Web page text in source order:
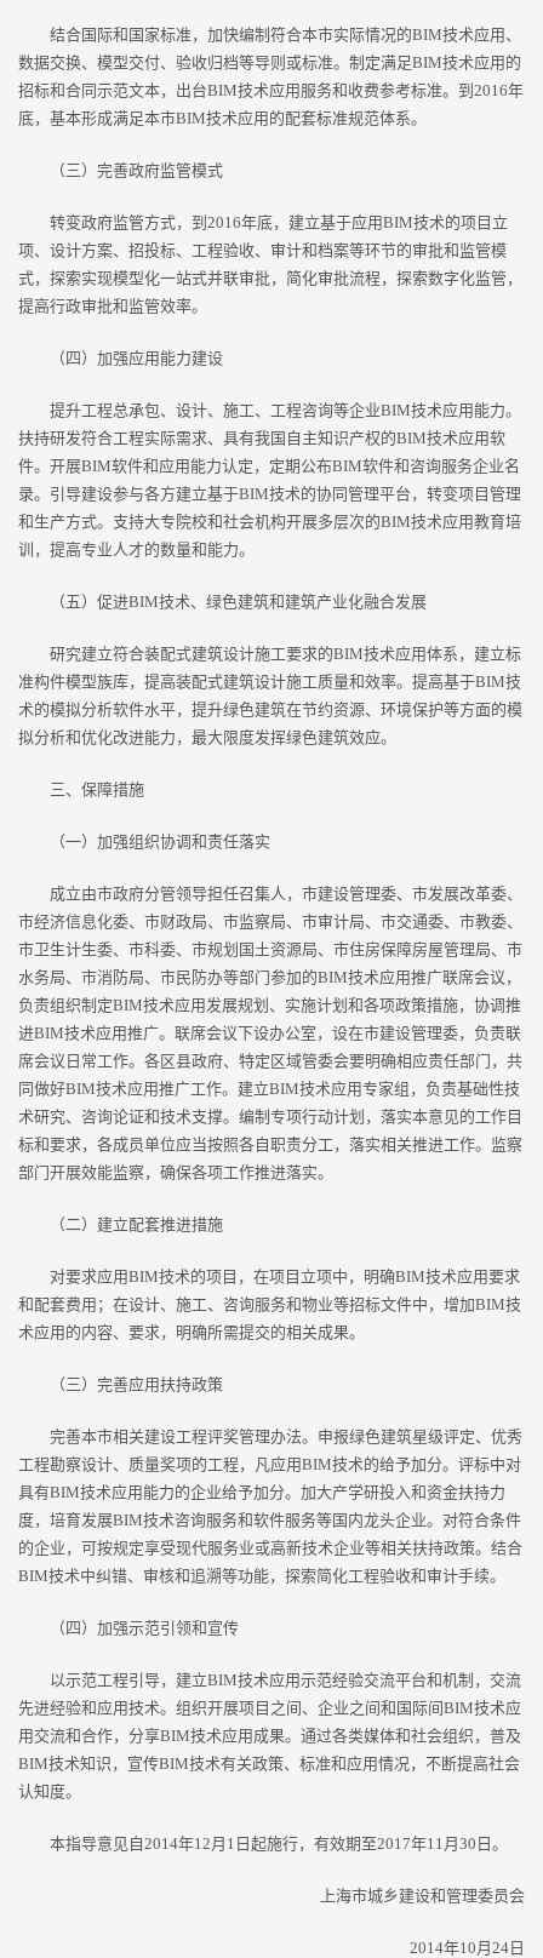
结合国际和国家标准，加快编制符合本市实际情况的BIM技术应用、
数据交换、模型交付、验收归档等导则或标准。制定满足BIM技术应用的
招标和合同示范文本，出台BIM技术应用服务和收费参考标准。到2016年
底，基本形成满足本市BIM技术应用的配套标准规范体系。
（三）完善政府监管模式
转变政府监管方式，到2016年底，建立基于应用BIM技术的项目立
项、设计方案、招投标、工程验收、审计和档案等环节的审批和监管模
式，探索实现模型化一站式并联审批，简化审批流程，探索数字化监管，
提高行政审批和监管效率。
（四）加强应用能力建设
提升工程总承包、设计、施工、工程咨询等企业BIM技术应用能力。
扶持研发符合工程实际需求、具有我国自主知识产权的BIM技术应用软
件。开展BIM软件和应用能力认定，定期公布BIM软件和咨询服务企业名
录。引导建设参与各方建立基于BIM技术的协同管理平台，转变项目管理
和生产方式。支持大专院校和社会机构开展多层次的BIM技术应用教育培
训，提高专业人才的数量和能力。
（五）促进BIM技术、绿色建筑和建筑产业化融合发展
研究建立符合装配式建筑设计施工要求的BIM技术应用体系，建立标
准构件模型族库，提高装配式建筑设计施工质量和效率。提高基于BIM技
术的模拟分析软件水平，提升绿色建筑在节约资源、环境保护等方面的模
拟分析和优化改进能力，最大限度发挥绿色建筑效应。
三、保障措施
（一）加强组织协调和责任落实
成立由市政府分管领导担任召集人，市建设管理委、市发展改革委、
市经济信息化委、市财政局、市监察局、市审计局、市交通委、市教委、
市卫生计生委、市科委、市规划国土资源局、市住房保障房屋管理局、市
水务局、市消防局、市民防办等部门参加的BIM技术应用推广联席会议，
负责组织制定BIM技术应用发展规划、实施计划和各项政策措施，协调推
进BIM技术应用推广。联席会议下设办公室，设在市建设管理委，负责联
席会议日常工作。各区县政府、特定区域管委会要明确相应责任部门，共
同做好BIM技术应用推广工作。建立BIM技术应用专家组，负责基础性技
术研究、咨询论证和技术支撑。编制专项行动计划，落实本意见的工作目
标和要求，各成员单位应当按照各自职责分工，落实相关推进工作。监察
部门开展效能监察，确保各项工作推进落实。
（二）建立配套推进措施
对要求应用BIM技术的项目，在项目立项中，明确BIM技术应用要求
和配套费用；在设计、施工、咨询服务和物业等招标文件中，增加BIM技
术应用的内容、要求，明确所需提交的相关成果。
（三）完善应用扶持政策
完善本市相关建设工程评奖管理办法。申报绿色建筑星级评定、优秀
工程勘察设计、质量奖项的工程，凡应用BIM技术的给予加分。评标中对
具有BIM技术应用能力的企业给予加分。加大产学研投入和资金扶持力
度，培育发展BIM技术咨询服务和软件服务等国内龙头企业。对符合条件
的企业，可按规定享受现代服务业或高新技术企业等相关扶持政策。结合
BIM技术中纠错、审核和追溯等功能，探索简化工程验收和审计手续。
（四）加强示范引领和宣传
以示范工程引导，建立BIM技术应用示范经验交流平台和机制，交流
先进经验和应用技术。组织开展项目之间、企业之间和国际间BIM技术应
用交流和合作，分享BIM技术应用成果。通过各类媒体和社会组织，普及
BIM技术知识，宣传BIM技术有关政策、标准和应用情况，不断提高社会
认知度。
本指导意见自2014年12月1日起施行，有效期至2017年11月30日。
上海市城乡建设和管理委员会
2014年10月24日